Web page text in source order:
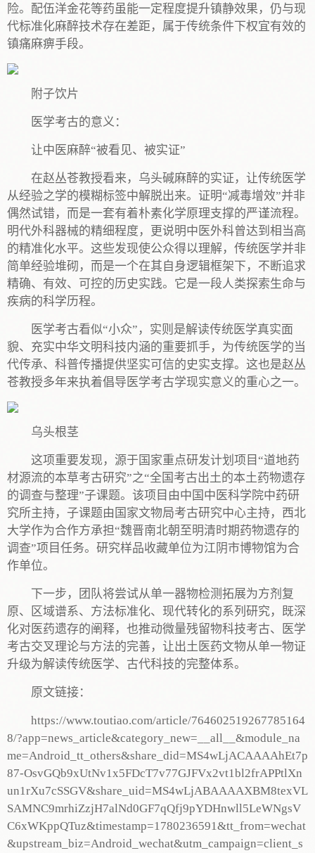
险。配伍洋金花等药虽能一定程度提升镇静效果，仍与现
代标准化麻醉技术存在差距，属于传统条件下权宜有效的
镇痛麻痹手段。
附子饮片
医学考古的意义：
让中医麻醉“被看见、被实证”
在赵丛苍教授看来，乌头碱麻醉的实证，让传统医学
从经验之学的模糊标签中解脱出来。证明“减毒增效”并非
偶然试错，而是一套有着朴素化学原理支撑的严谨流程。
明代外科器械的精细程度，更说明中医外科曾达到相当高
的精准化水平。这些发现使公众得以理解，传统医学并非
简单经验堆砌，而是一个在其自身逻辑框架下，不断追求
精确、有效、可控的历史实践。它是一段人类探索生命与
疾病的科学历程。
医学考古看似“小众”，实则是解读传统医学真实面
貌、充实中华文明科技内涵的重要抓手，为传统医学的当
代传承、科普传播提供坚实可信的史实支撑。这也是赵丛
苍教授多年来执着倡导医学考古学现实意义的重心之一。
乌头根茎
这项重要发现，源于国家重点研发计划项目“道地药
材源流的本草考古研究”之“全国考古出土的本土药物遗存
的调查与整理”子课题。该项目由中国中医科学院中药研
究所主持，子课题由国家文物局考古研究中心主持，西北
大学作为合作方承担“魏晋南北朝至明清时期药物遗存的
调查”项目任务。研究样品收藏单位为江阴市博物馆为合
作单位。
下一步，团队将尝试从单一器物检测拓展为方剂复
原、区域谱系、方法标准化、现代转化的系列研究，既深
化对医药遗存的阐释，也推动微量残留物科技考古、医学
考古交叉理论与方法的完善，让出土医药文物从单一物证
升级为解读传统医学、古代科技的完整体系。
原文链接：
https://www.toutiao.com/article/764602519267785164
8/?app=news_article&category_new=__all__&module_na
me=Android_tt_others&share_did=MS4wLjACAAAAhEt7p
87-OsvGQb9xUtNv1x5FDcT7v77GJFVx2vt1bl2frAPPtlXn
un1rXu7cSSGV&share_uid=MS4wLjABAAAAXBM8texVL
SAMNC9mrhiZzjH7alNd0GF7qQfj9pYDHnwll5LeWNgsV
C6xWKppQTuz&timestamp=1780236591&tt_from=wechat
&upstream_biz=Android_wechat&utm_campaign=client_s